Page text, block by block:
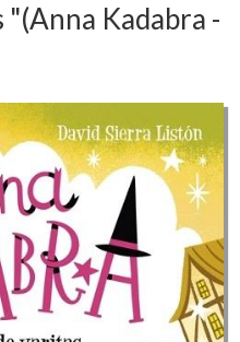
Kadabra -